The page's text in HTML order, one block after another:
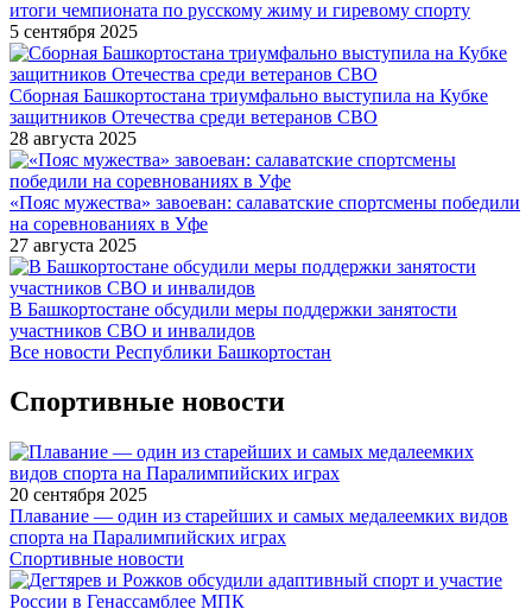
итоги чемпионата по русскому жиму и гиревому спорту
5 сентября 2025
Сборная Башкортостана триумфально выступила на Кубке
защитников Отечества среди ветеранов СВО
28 августа 2025
«Пояс мужества» завоеван: салаватские спортсмены победили
на соревнованиях в Уфе
27 августа 2025
В Башкортостане обсудили меры поддержки занятости
участников СВО и инвалидов
Все новости Республики Башкортостан
Спортивные новости
20 сентября 2025
Плавание — один из старейших и самых медалеемких видов
спорта на Паралимпийских играх
Спортивные новости